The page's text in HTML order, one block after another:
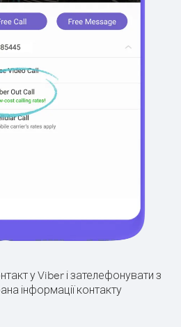
у Viber і зателефонувати з
інформації контакту